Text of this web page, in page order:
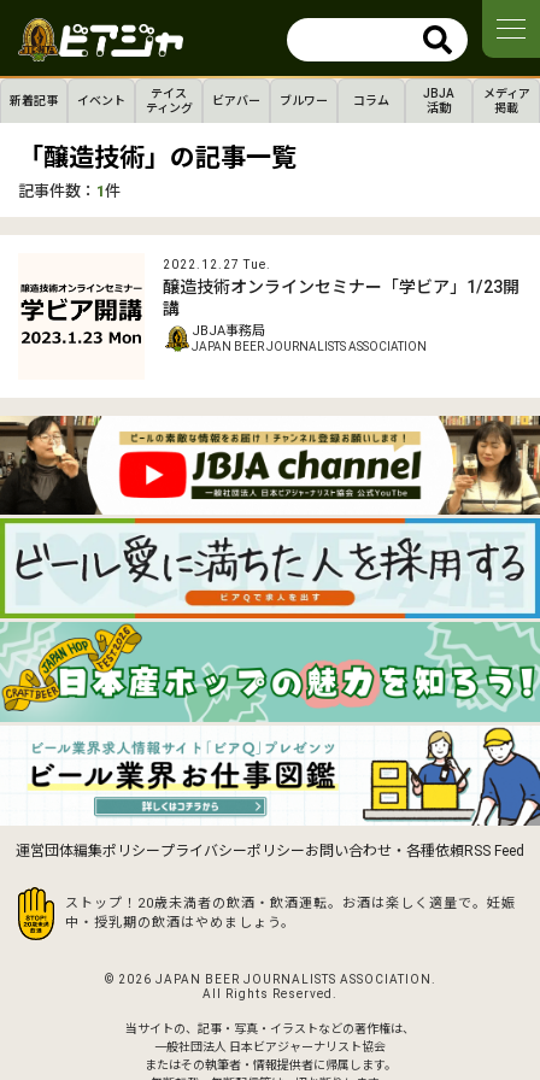
新着記事 イベント
テイス
ティング
ビアバー ブルワー コラム
JBJA
活動
メディア
掲載
「醸造技術」の記事一覧
記事件数： 1件
2022.12.27 Tue.
醸造技術オンラインセミナー「学ビア」1/23開
講
JBJA事務局
JAPAN BEER JOURNALISTS ASSOCIATION
運営団体編集ポリシープライバシーポリシーお問い合わせ・各種依頼RSS Feed
ストップ！20歳未満者の飲酒・飲酒運転。お酒は楽しく適量で。 妊娠
中・授乳期の飲酒はやめましょう。
© 2026 JAPAN BEER JOURNALISTS ASSOCIATION.
All Rights Reserved.
当サイトの、記事・写真・イラストなどの著作権は、
一般社団法人 日本ビアジャーナリスト協会
またはその執筆者・情報提供者に帰属します。